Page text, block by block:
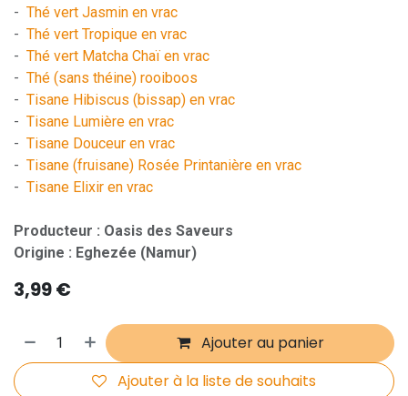
- Thé vert Jasmin en vrac
- Thé vert Tropique en vrac
- Thé vert Matcha Chaï en vrac
- Thé (sans théine) rooiboos
- Tisane Hibiscus (bissap) en vrac
- Tisane Lumière en vrac
- Tisane Douceur en vrac
- Tisane (fruisane) Rosée Printanière en vrac
- Tisane Elixir en vrac
Producteur : Oasis des Saveurs
Origine : Eghezée (Namur)
3,99€
Ajouter au panier
Ajouter à la liste de souhaits